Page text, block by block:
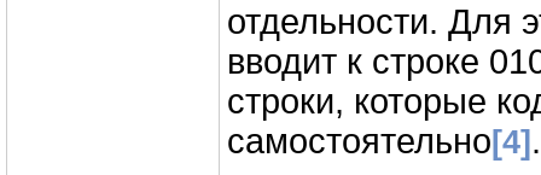
отдельности. Для
вводит к строке
строки, которые
самостоятельно [4] .